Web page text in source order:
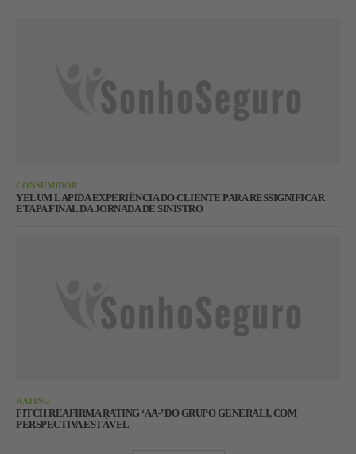
CONSUMIDOR
YELUM LAPIDA EXPERIÊNCIA DO CLIENTE PARA RESSIGNIFICAR
ETAPA FINAL DA JORNADA DE SINISTRO
RATING
FITCH REAFIRMA RATING ‘AA-’ DO GRUPO GENERALI, COM
PERSPECTIVA ESTÁVEL